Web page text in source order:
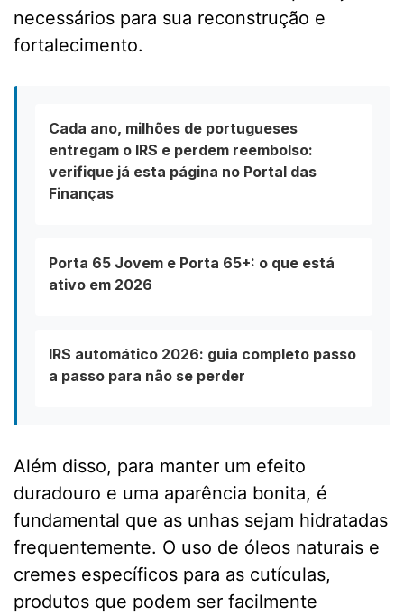
necessários para sua reconstrução e
fortalecimento.
Cada ano, milhões de portugueses
entregam o IRS e perdem reembolso:
verifique já esta página no Portal das
Finanças
Porta 65 Jovem e Porta 65+: o que está
ativo em 2026
IRS automático 2026: guia completo passo
a passo para não se perder
Além disso, para manter um efeito
duradouro e uma aparência bonita, é
fundamental que as unhas sejam hidratadas
frequentemente. O uso de óleos naturais e
cremes específicos para as cutículas,
produtos que podem ser facilmente